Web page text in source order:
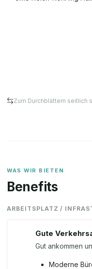
Zum Durchblättern
WAS WIR BIETEN
Benefits
ARBEITSPLATZ /
Gute
Gut ankommen
Moderne